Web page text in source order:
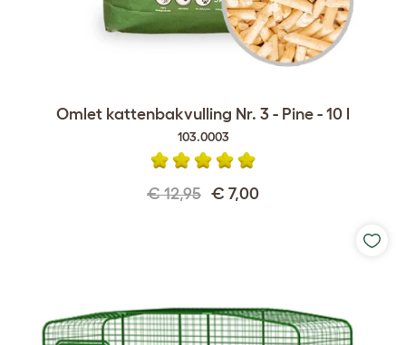
Omlet kattenbakvulling Nr. 3 - Pine - 10 l
103.0003
€ 12,95 € 7,00